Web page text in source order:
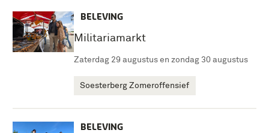
BELEVING
Militariamarkt
Zaterdag 29 augustus en zondag 30 augustus
Soesterberg Zomeroffensief
BELEVING